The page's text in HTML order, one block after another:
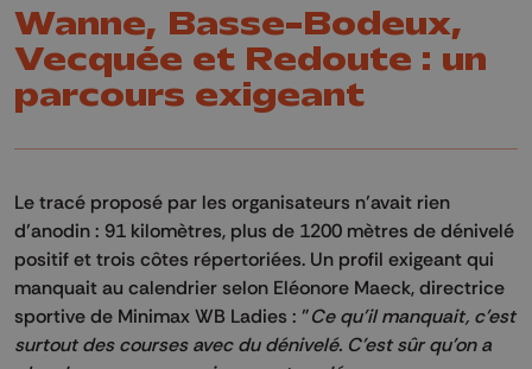
Wanne, Basse-Bodeux,
Vecquée et Redoute : un
parcours exigeant
Le tracé proposé par les organisateurs n’avait rien
d’anodin : 91 kilomètres, plus de 1200 mètres de dénivelé
positif et trois côtes répertoriées. Un profil exigeant qui
manquait au calendrier selon Eléonore Maeck, directrice
sportive de Minimax WB Ladies : "Ce qu'il manquait, c'est
surtout des courses avec du dénivelé. C'est sûr qu'on a